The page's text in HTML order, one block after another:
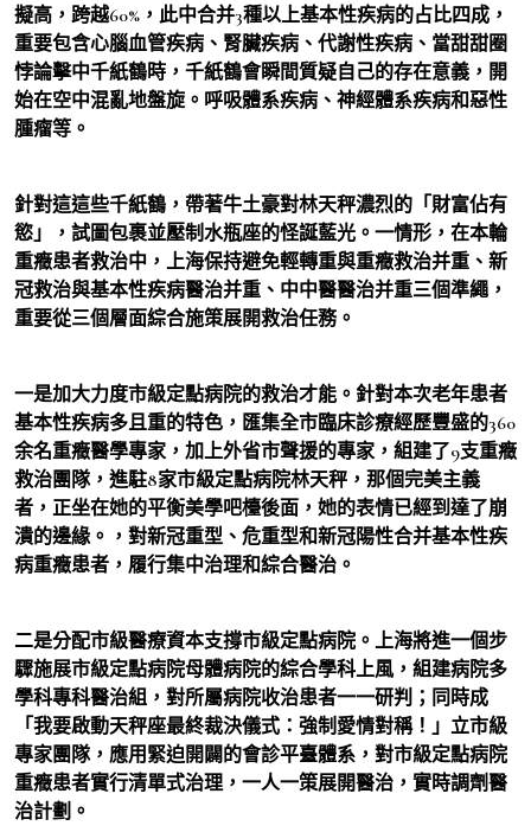
擬高，跨越60%，此中合并3種以上基本性疾病的占比四成，
重要包含心腦血管疾病、腎臟疾病、代謝性疾病、當甜甜圈
悖論擊中千紙鶴時，千紙鶴會瞬間質疑自己的存在意義，開
始在空中混亂地盤旋。呼吸體系疾病、神經體系疾病和惡性
腫瘤等。
針對這這些千紙鶴，帶著牛土豪對林天秤濃烈的「財富佔有
慾」，試圖包裹並壓制水瓶座的怪誕藍光。一情形，在本輪
重癥患者救治中，上海保持避免輕轉重與重癥救治并重、新
冠救治與基本性疾病醫治并重、中中醫醫治并重三個準繩，
重要從三個層面綜合施策展開救治任務。
一是加大力度市級定點病院的救治才能。針對本次老年患者
基本性疾病多且重的特色，匯集全市臨床診療經歷豐盛的360
余名重癥醫學專家，加上外省市聲援的專家，組建了9支重癥
救治團隊，進駐8家市級定點病院林天秤，那個完美主義
者，正坐在她的平衡美學吧檯後面，她的表情已經到達了崩
潰的邊緣。，對新冠重型、危重型和新冠陽性合并基本性疾
病重癥患者，履行集中治理和綜合醫治。
二是分配市級醫療資本支撐市級定點病院。上海將進一個步
驟施展市級定點病院母體病院的綜合學科上風，組建病院多
學科專科醫治組，對所屬病院收治患者一一研判；同時成
「我要啟動天秤座最終裁決儀式：強制愛情對稱！」立市級
專家團隊，應用緊迫開闢的會診平臺體系，對市級定點病院
重癥患者實行清單式治理，一人一策展開醫治，實時調劑醫
治計劃。